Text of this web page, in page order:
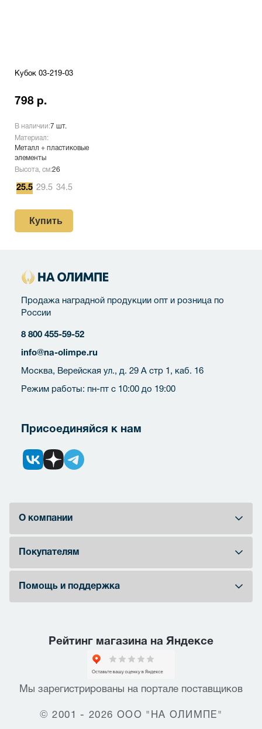
Кубок 03-219-03
798 р.
В наличии:7 шт.
Материал:
Металл + пластиковые
элементы
Высота, см:26
25.5 29.5 34.5
Купить
Продажа наградной продукции опт и розница по
России
8 800 455-59-52
info@na-olimpe.ru
Москва, Верейская ул., д. 29 А стр 1, каб. 16
Режим работы: пн-пт с 10:00 до 19:00
Присоединяйся к нам
О компании
Покупателям
Помощь и поддержка
Рейтинг магазина на Яндексе
Мы зарегистрированы на портале поставщиков
© 2001 - 2026 ООО "НА ОЛИМПЕ"